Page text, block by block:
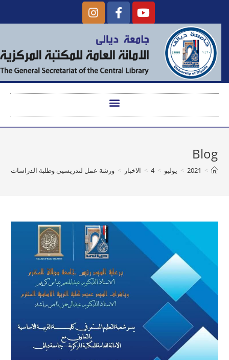
Blog
>
2021
> يوليو >
4
> الاخبار > ورشة عمل لتدريسيي وطلبة الدراسات العليا